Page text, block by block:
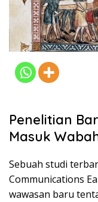
Penelitian
Masuk
Sebuah studi
Communications
wawasan baru